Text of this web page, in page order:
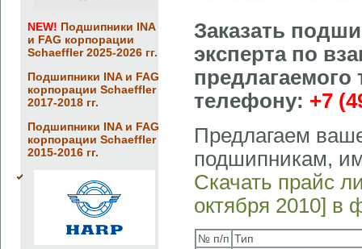
NEW! Подшипники INA
и FAG корпорации
Schaeffler 2025-2026 гг.
Подшипники INA и FAG
корпорации Schaeffler
2017-2018 гг.
Подшипники INA и FAG
корпорации Schaeffler
2015-2016 гг.
Заказать
эксперта по
телефону: +7
Предлагаем
подшипникам,
Скачать прайс
октября 2010] в
№ п/п Тип